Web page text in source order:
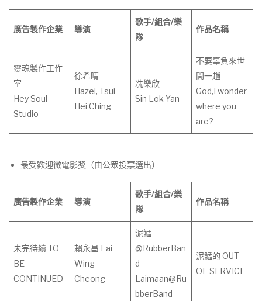
廣告製作企業 導演
歌手/組合/樂
隊
作品名稱
靈魂製作工作
室
Hey Soul
Studio
徐希晴
Hazel, Tsui
Hei Ching
冼樂欣
Sin Lok Yan
不要辜負來世
間一趟
God,I wonder
where you
are?
最受歡迎微電影獎（由公眾投票選出）
廣告製作企業 導演
歌手/組合/樂
隊
作品名稱
未完待續 TO
BE
CONTINUED
賴永昌 Lai
Wing
Cheong
泥鯭
@RubberBan
d
Laimaan@Ru
bberBand
泥鯭的 OUT
OF SERVICE